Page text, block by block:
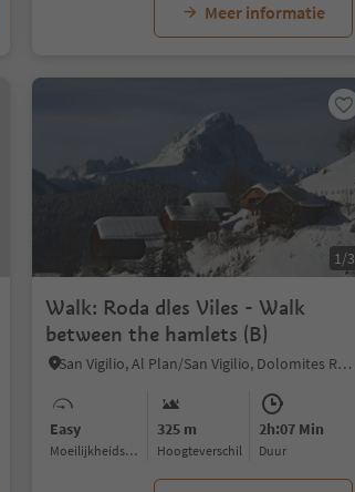
Meer informatie
1/3
Walk: Roda dles Viles - Walk
between the hamlets (B)
San Vigilio, Al Plan/San Vigilio, Dolomites Region Kronplatz/Plan de Corones
Easy
Moeilijkheidsgraad
325 m
Hoogteverschil
2h:07 Min
Duur